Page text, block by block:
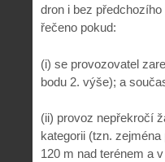
dron i bez
řečeno pokud:
(i) se provozovatel
bodu 2. výše); a
(ii) provoz nepřekročí
kategorii (tzn. zejména
120 m nad terénem a